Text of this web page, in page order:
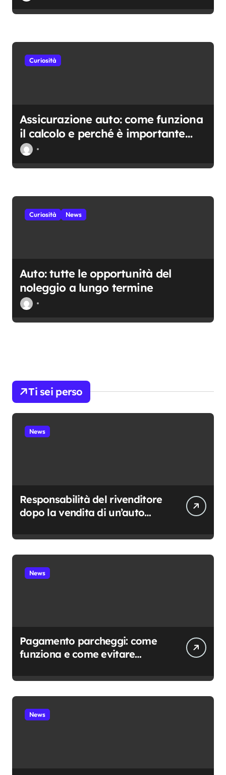
Curiosità
Assicurazione auto: come funziona
il calcolo e perché è importante
scegliere con attenzione
Curiosità News
Auto: tutte le opportunità del
noleggio a lungo termine
Ti sei perso
News
Responsabilità del rivenditore
dopo la vendita di un’auto
suo carico
News
Pagamento parcheggi: come
funziona e come evitare
News